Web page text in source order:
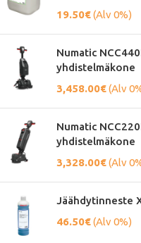
19.50€(Alv 0%)
Numatic
yhdistelmäkone
3,458.00€(Alv
Numatic
yhdistelmäkone
3,328.00€(Alv
Jäähdytinneste
46.50€(Alv 0%)